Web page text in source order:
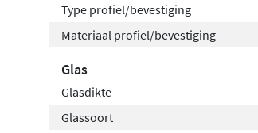
Type profiel/bevestiging
Materiaal profiel/bevestiging
Glas
Glasdikte
Glassoort